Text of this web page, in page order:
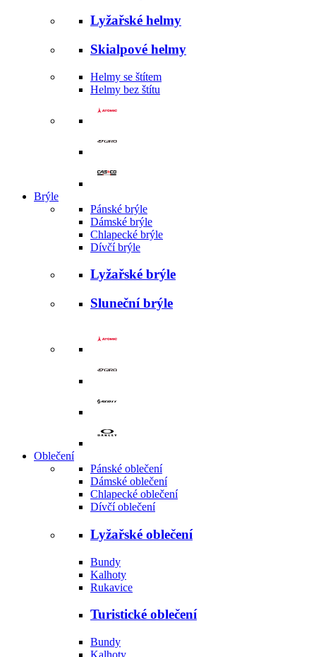
Lyžařské helmy
Skialpové helmy
Helmy se štítem
Helmy bez štítu
Brýle
Pánské brýle
Dámské brýle
Chlapecké brýle
Dívčí brýle
Lyžařské brýle
Sluneční brýle
Oblečení
Pánské oblečení
Dámské oblečení
Chlapecké oblečení
Dívčí oblečení
Lyžařské oblečení
Bundy
Kalhoty
Rukavice
Turistické oblečení
Bundy
Kalhoty